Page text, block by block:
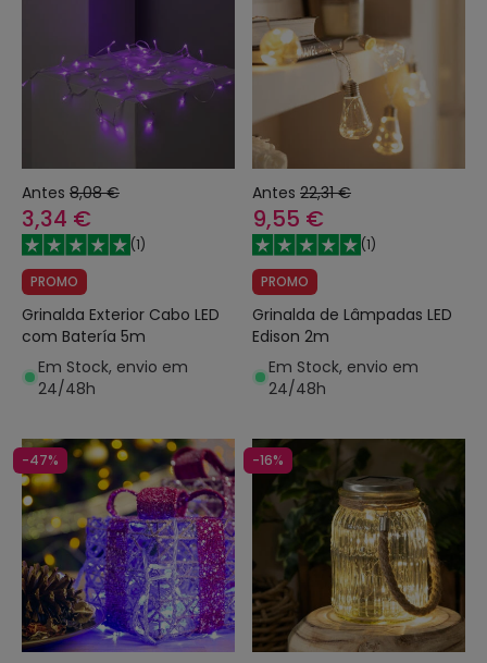
Antes 8,08 €
3,34 €
(1)
PROMO
Grinalda Exterior Cabo LED
com Batería 5m
Em Stock, envio em
24/48h
Antes 22,31 €
9,55 €
(1)
PROMO
Grinalda de Lâmpadas LED
Edison 2m
Em Stock, envio em
24/48h
-47% -16%